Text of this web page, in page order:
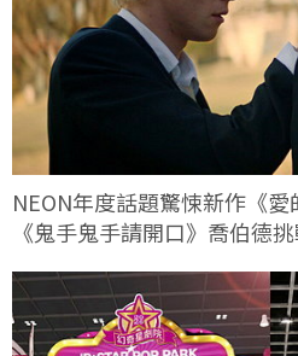
NEON年度話題驚悚新作《
《鬼手鬼手請開口》喬伯德